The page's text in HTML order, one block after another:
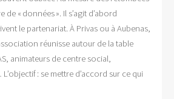
de « données ». Il s’agit d’abord
le partenariat. À Privas ou à Aubenas,
réunisse autour de la table
animateurs de centre social,
: se mettre d’accord sur ce qui